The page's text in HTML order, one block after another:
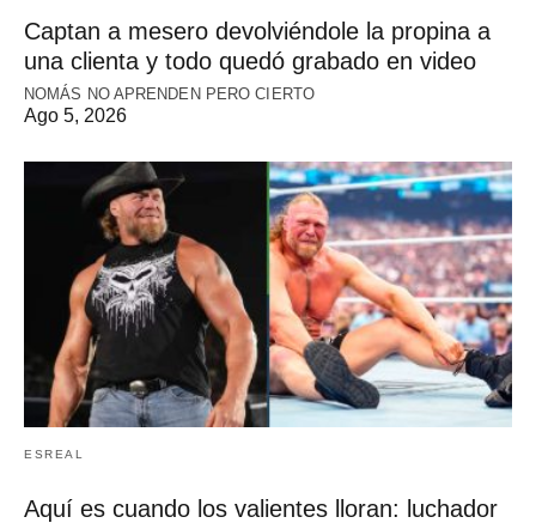
Captan a mesero devolviéndole la propina a
una clienta y todo quedó grabado en video
NOMÁS NO APRENDEN PERO CIERTO
Ago 5, 2026
ESREAL
Aquí es cuando los valientes lloran: luchador